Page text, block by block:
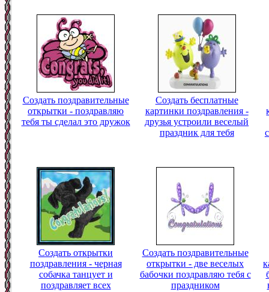
Создать поздравительные
открытки - поздравляю
тебя ты сделал это дружок
Создать бесплатные
картинки поздравления -
друзья устроили веселый
праздник для тебя
Создать открытки
поздравления - черная
собачка танцует и
поздравляет всех
Создать поздравительные
открытки - две веселых
бабочки поздравляю тебя с
праздником